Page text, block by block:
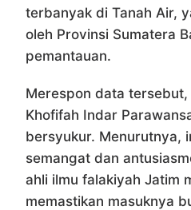
terbanyak di Tanah Air,
oleh Provinsi Sumatera
pemantauan.
Merespon data
Khofifah Indar
bersyukur. Menurutnya,
semangat dan
ahli ilmu falakiyah Jatim
memastikan masuknya